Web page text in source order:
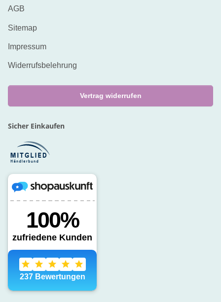
AGB
Sitemap
Impressum
Widerrufsbelehrung
Vertrag widerrufen
Sicher Einkaufen